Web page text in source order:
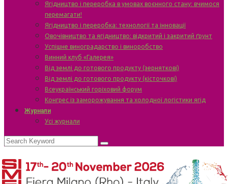
Ягідництво і переробка в умовах воєнного стану: вчимося
перемагати!
Ягідництво і переробка: технології та інновації
Овочівництво та ягідництво: відкритий і закритий ґрунт
Успішне виноградарство і виноробство
Винний клуб «Галерея»
Від землі до готового продукту (зерняткові)
Від землі до готового продукту (кісточкові)
Всеукраїнський горіховий форум
Конгрес із заморожування та холодної логістики ягід
Журнали
Усі журнали